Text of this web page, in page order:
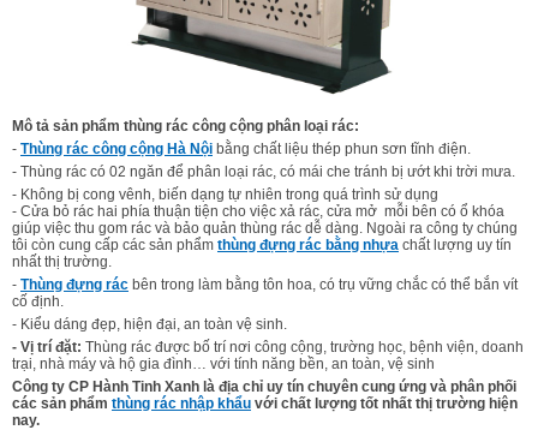
Mô tả sản phẩm thùng rác công cộng phân loại rác:
- Thùng rác công cộng Hà Nội bằng chất liệu thép phun sơn tĩnh điện.
- Thùng rác có 02 ngăn để phân loại rác, có mái che tránh bị ướt khi trời mưa.
- Không bị cong vênh, biến dạng tự nhiên trong quá trình sử dụng
- Cửa bỏ rác hai phía thuận tiện cho việc xả rác, cửa mở mỗi bên có ổ khóa
giúp việc thu gom rác và bảo quản thùng rác dễ dàng. Ngoài ra công ty chúng
tôi còn cung cấp các sản phẩm thùng đựng rác bằng nhựa chất lượng uy tín
nhất thị trường.
- Thùng đựng rác bên trong làm bằng tôn hoa, có trụ vững chắc có thể bắn vít
cố định.
- Kiểu dáng đẹp, hiện đại, an toàn vệ sinh.
- Vị trí đặt: Thùng rác được bố trí nơi công cộng, trường học, bệnh viện, doanh
trại, nhà máy và hộ gia đình… với tính năng bền, an toàn, vệ sinh
Công ty CP Hành Tinh Xanh là địa chỉ uy tín chuyên cung ứng và phân phối
các sản phẩm thùng rác nhập khẩu với chất lượng tốt nhất thị trường hiện
nay.